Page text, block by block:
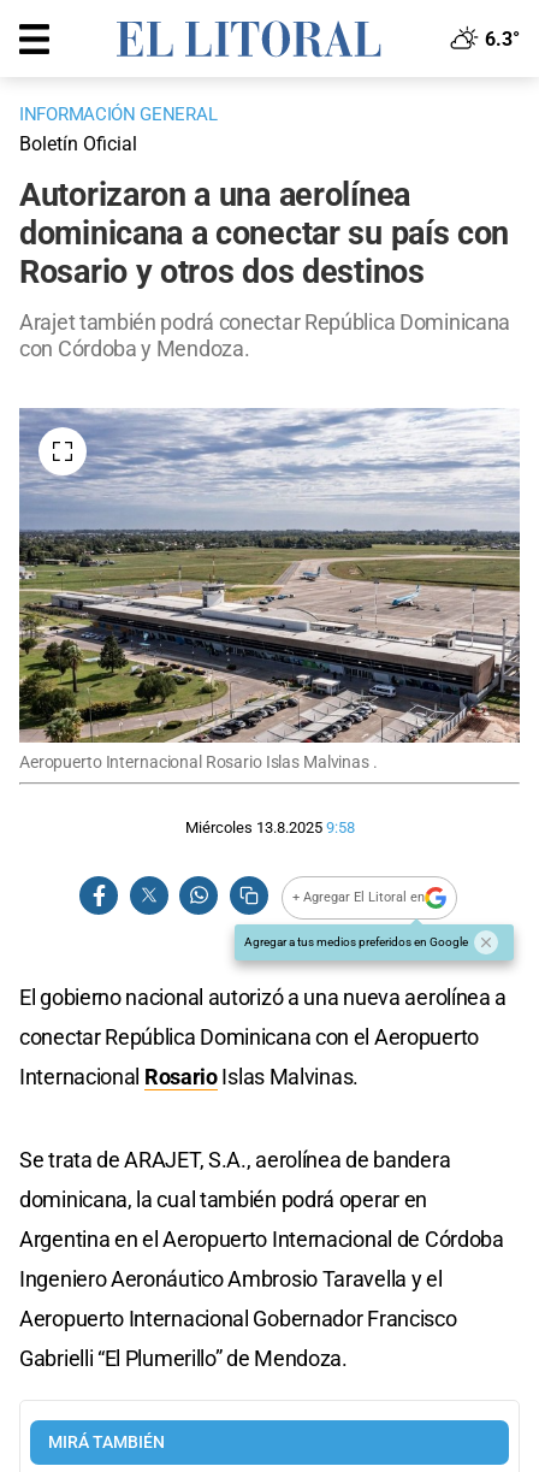
6.3°
INFORMACIÓN GENERAL
Boletín Oficial
Autorizaron a una aerolínea
dominicana a conectar su país con
Rosario y otros dos destinos
Arajet también podrá conectar República Dominicana
con Córdoba y Mendoza.
Aeropuerto Internacional Rosario Islas Malvinas .
Miércoles 13.8.2025 9:58
+ Agregar El Litoral en
Agregar a tus medios preferidos en Google
El gobierno nacional autorizó a una nueva aerolínea a
conectar República Dominicana con el Aeropuerto
Internacional RosarioIslas Malvinas.
Se trata de ARAJET, S.A., aerolínea de bandera
dominicana, la cual también podrá operar en
Argentina en el Aeropuerto Internacional de Córdoba
Ingeniero Aeronáutico Ambrosio Taravella y el
Aeropuerto Internacional Gobernador Francisco
Gabrielli “El Plumerillo” de Mendoza.
MIRÁ TAMBIÉN